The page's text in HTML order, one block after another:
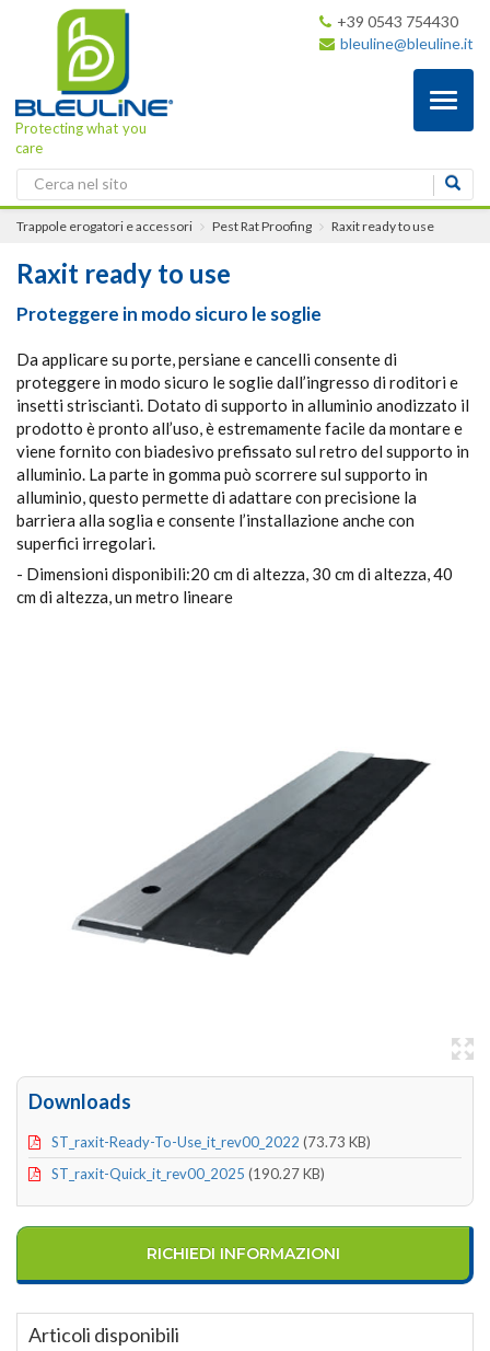
Protecting what you
care
+39 0543 754430
bleuline@bleuline.it
Trappole erogatori e accessori Pest Rat Proofing Raxit ready to use
Raxit ready to use
Proteggere in modo sicuro le soglie
Da applicare su porte, persiane e cancelli consente di
proteggere in modo sicuro le soglie dall’ingresso di roditori e
insetti striscianti. Dotato di supporto in alluminio anodizzato il
prodotto è pronto all’uso, è estremamente facile da montare e
viene fornito con biadesivo prefissato sul retro del supporto in
alluminio. La parte in gomma può scorrere sul supporto in
alluminio, questo permette di adattare con precisione la
barriera alla soglia e consente l’installazione anche con
superfici irregolari.
- Dimensioni disponibili:20 cm di altezza, 30 cm di altezza, 40
cm di altezza, un metro lineare
Downloads
ST_raxit-Ready-To-Use_it_rev00_2022 (73.73 KB)
ST_raxit-Quick_it_rev00_2025 (190.27 KB)
RICHIEDI INFORMAZIONI
Articoli disponibili